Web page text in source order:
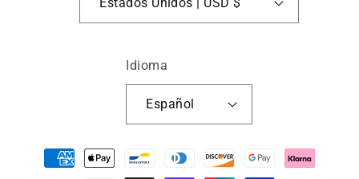
Estados Unidos | USD $
Idioma
Español
Formas
de